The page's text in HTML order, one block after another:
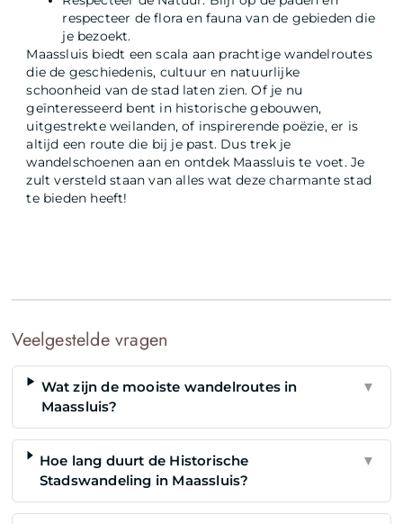
respecteer de flora en fauna van de gebieden die
je bezoekt.
Maassluis biedt een scala aan prachtige wandelroutes
die de geschiedenis, cultuur en natuurlijke
schoonheid van de stad laten zien. Of je nu
geïnteresseerd bent in historische gebouwen,
uitgestrekte weilanden, of inspirerende poëzie, er is
altijd een route die bij je past. Dus trek je
wandelschoenen aan en ontdek Maassluis te voet. Je
zult versteld staan van alles wat deze charmante stad
te bieden heeft!
Veelgestelde vragen
Wat zijn de mooiste wandelroutes in
Maassluis?
▼
Hoe lang duurt de Historische
Stadswandeling in Maassluis?
▼